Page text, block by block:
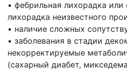
• фебрильная лихорадка или
лихорадка неизвестного
• наличие сложных
• заболевания в стадии
некорректируемые
(сахарный диабет,